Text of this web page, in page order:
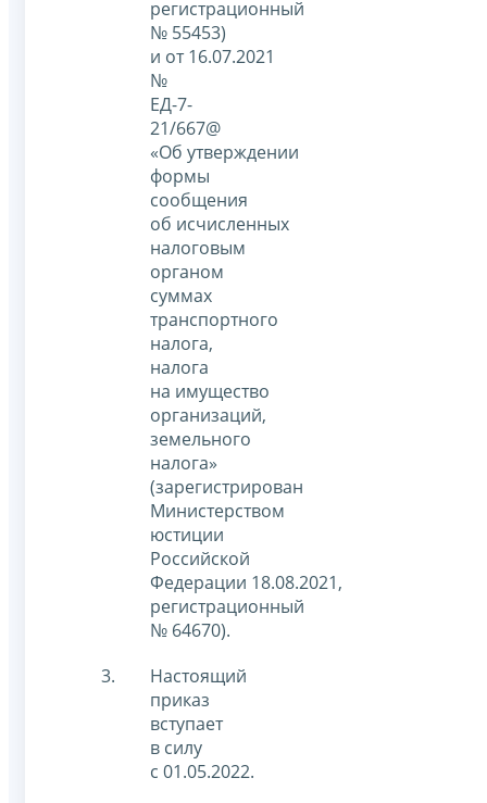
регистрационный
№ 55453)
и от 16.07.2021
№
ЕД-7-
21/667@
«Об утверждении
формы
сообщения
об исчисленных
налоговым
органом
суммах
транспортного
налога,
налога
на имущество
организаций,
земельного
налога»
(зарегистрирован
Министерством
юстиции
Российской
Федерации 18.08.2021,
регистрационный
№ 64670).
Настоящий
приказ
вступает
в силу
с 01.05.2022.